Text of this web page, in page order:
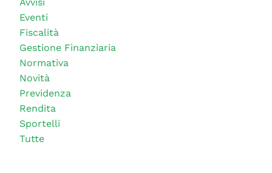
Eventi
Fiscalità
Gestione Finanziaria
Normativa
Novità
Previdenza
Rendita
Sportelli
Tutte